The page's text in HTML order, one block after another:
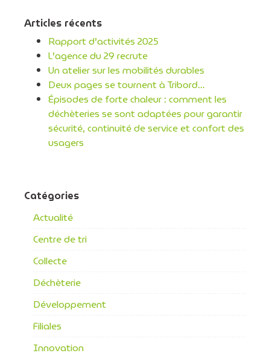
Articles récents
Rapport d’activités 2025
L’agence du 29 recrute
Un atelier sur les mobilités durables
Deux pages se tournent à Tribord…
Épisodes de forte chaleur : comment les
déchèteries se sont adaptées pour garantir
sécurité, continuité de service et confort des
usagers
Catégories
Actualité
Centre de tri
Collecte
Déchèterie
Développement
Filiales
Innovation